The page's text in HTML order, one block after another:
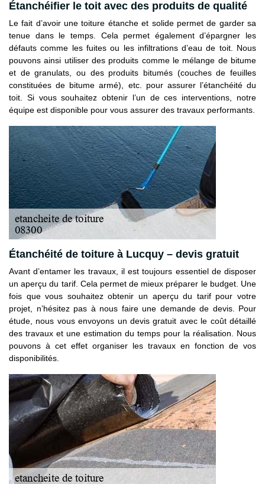
Étanchéifier le toit avec des produits de qualité
Le fait d’avoir une toiture étanche et solide permet de garder sa
tenue dans le temps. Cela permet également d’épargner les
défauts comme les fuites ou les infiltrations d’eau de toit. Nous
pouvons ainsi utiliser des produits comme le mélange de bitume
et de granulats, ou des produits bitumés (couches de feuilles
constituées de bitume armé), etc. pour assurer l’étanchéité du
toit. Si vous souhaitez obtenir l’un de ces interventions, notre
équipe est disponible pour vous assurer des travaux performants.
Étanchéité de toiture à Lucquy – devis gratuit
Avant d’entamer les travaux, il est toujours essentiel de disposer
un aperçu du tarif. Cela permet de mieux préparer le budget. Une
fois que vous souhaitez obtenir un aperçu du tarif pour votre
projet, n’hésitez pas à nous faire une demande de devis. Pour
étude, nous vous envoyons un devis gratuit avec le coût détaillé
des travaux et une estimation du temps pour la réalisation. Nous
pouvons à cet effet organiser les travaux en fonction de vos
disponibilités.